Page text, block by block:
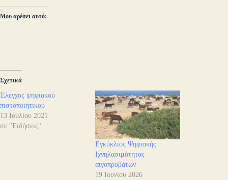
Μου αρέσει αυτό:
Σχετικά
Έλεγχος ψηφιακού
πιστοποιητικού
13 Ιουλίου 2021
σε "Ειδήσεις"
Εγκύκλιος Ψηφιακής
Ιχνηλασιμότητας
αιγοπροβάτων
19 Ιουνίου 2026